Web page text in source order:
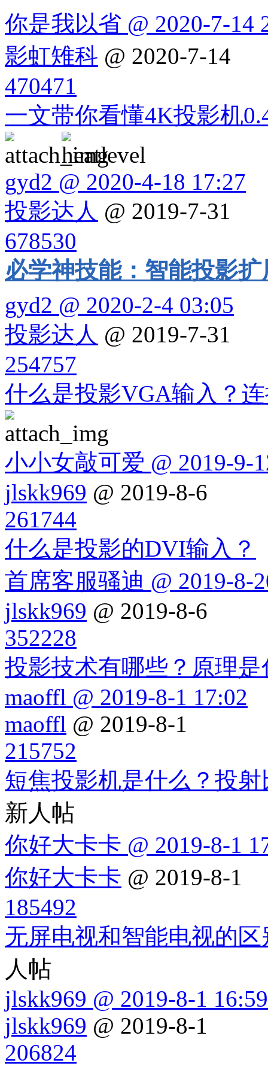
你是我以省 @ 2020-7-14
影虹雉科 @ 2020-7-14
470471
一文带你看懂4K投影机
gyd2 @ 2020-4-18 17:27
投影达人 @ 2019-7-31
678530
必学神技能：智能投影
gyd2 @ 2020-2-4 03:05
投影达人 @ 2019-7-31
254757
什么是投影VGA输入？
小小女敲可爱 @ 2019-9-
jlskk969 @ 2019-8-6
261744
什么是投影的DVI输入？
首席客服骚迪 @ 2019-8-
jlskk969 @ 2019-8-6
352228
投影技术有哪些？原理
maoffl @ 2019-8-1 17:02
maoffl @ 2019-8-1
215752
短焦投影机是什么？投
新人帖
你好大卡卡 @ 2019-8-1
你好大卡卡 @ 2019-8-1
185492
无屏电视和智能电视的
人帖
jlskk969 @ 2019-8-1 16:59
jlskk969 @ 2019-8-1
206824